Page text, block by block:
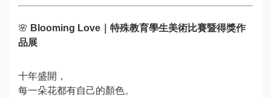
🌸 Blooming Love ｜特殊教育學生美術比賽暨得獎作
品展
十年盛開，
每一朵花都有自己的顏色。